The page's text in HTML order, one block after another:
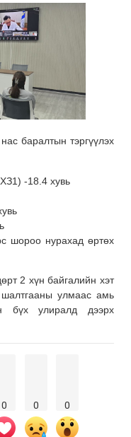
баралтын тэргүүлэх
-18.4 хувь
шороо нурахад өртөх
2 хүн байгалийн хэт
улмаас амь
бүх улиралд дээрх
0 0 0